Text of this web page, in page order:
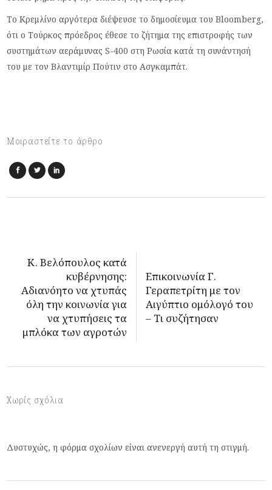
Το Κρεμλίνο αργότερα διέψευσε το δημοσίευμα του Bloomberg,
ότι ο Τούρκος πρόεδρος έθεσε το ζήτημα της επιστροφής των
συστημάτων αεράμυνας S-400 στη Ρωσία κατά τη συνάντησή
του με τον Βλαντιμίρ Πούτιν στο Ασγκαμπάτ.
Μοιραστείτε το άρθρο
Κ. Βελόπουλος κατά
κυβέρνησης:
Αδιανόητο να χτυπάς
όλη την κοινωνία για
να χτυπήσεις τα
μπλόκα των αγροτών
Επικοινωνία Γ.
Γεραπετρίτη με τον
Αιγύπτιο ομόλογό του
– Τι συζήτησαν
Χωρίς σχόλια
Δυστυχώς, η φόρμα σχολίων είναι ανενεργή αυτή τη στιγμή.